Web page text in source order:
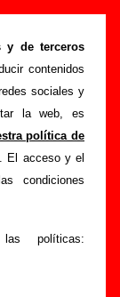
y de terceros
contenidos
sociales y
la web, es
política de
. El acceso y el
condiciones
políticas:
de información
porBunbury
en el disco,
otros tipos de
los datos
de la grabación
mezclas y la
en otros